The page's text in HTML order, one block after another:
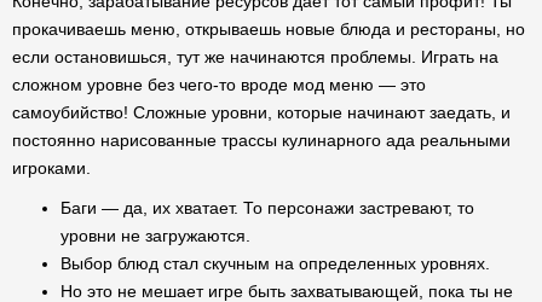
прокачиваешь меню, открываешь новые блюда и рестораны, но
если остановишься, тут же начинаются проблемы. Играть на
сложном уровне без чего-то вроде мод меню — это
самоубийство! Сложные уровни, которые начинают заедать, и
постоянно нарисованные трассы кулинарного ада реальными
игроками.
Баги — да, их хватает. То персонажи застревают, то
уровни не загружаются.
Выбор блюд стал скучным на определенных уровнях.
Но это не мешает игре быть захватывающей, пока ты не